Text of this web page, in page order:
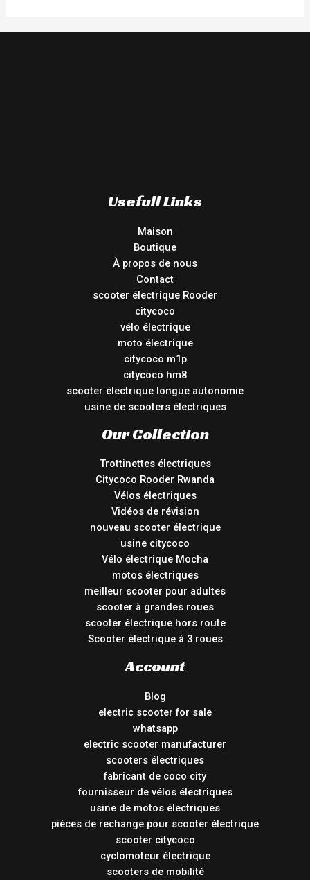
Usefull Links
Maison
Boutique
À propos de nous
Contact
scooter électrique Rooder
citycoco
vélo électrique
moto électrique
citycoco m1p
citycoco hm8
scooter électrique longue autonomie
usine de scooters électriques
Our Collection
Trottinettes électriques
Citycoco Rooder Rwanda
Vélos électriques
Vidéos de révision
nouveau scooter électrique
usine citycoco
Vélo électrique Mocha
motos électriques
meilleur scooter pour adultes
scooter à grandes roues
scooter électrique hors route
Scooter électrique à 3 roues
Account
Blog
electric scooter for sale
whatsapp
electric scooter manufacturer
scooters électriques
fabricant de coco city
fournisseur de vélos électriques
usine de motos électriques
pièces de rechange pour scooter électrique
scooter citycoco
cyclomoteur électrique
scooters de mobilité